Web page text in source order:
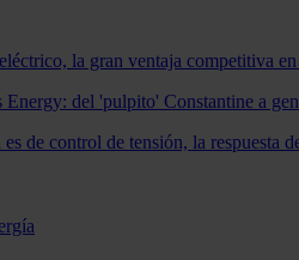
la gran ventaja competitiva
del 'pulpito' Constantine a
de control de tensión, la respuesta